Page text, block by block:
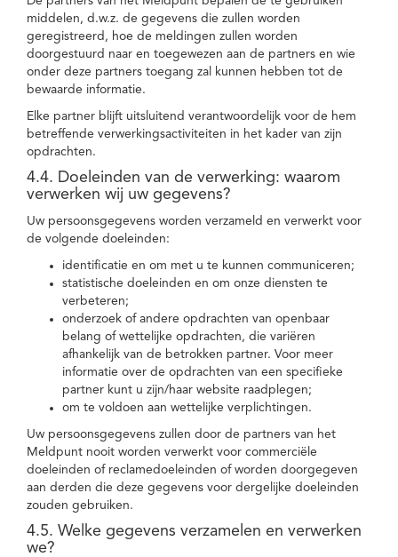
middelen, d.w.z. de gegevens die zullen worden
geregistreerd, hoe de meldingen zullen worden
doorgestuurd naar en toegewezen aan de partners en wie
onder deze partners toegang zal kunnen hebben tot de
bewaarde informatie.
Elke partner blijft uitsluitend verantwoordelijk voor de hem
betreffende verwerkingsactiviteiten in het kader van zijn
opdrachten.
4.4. Doeleinden van de verwerking: waarom
verwerken wij uw gegevens?
Uw persoonsgegevens worden verzameld en verwerkt voor
de volgende doeleinden:
identificatie en om met u te kunnen communiceren;
statistische doeleinden en om onze diensten te
verbeteren;
onderzoek of andere opdrachten van openbaar
belang of wettelijke opdrachten, die variëren
afhankelijk van de betrokken partner. Voor meer
informatie over de opdrachten van een specifieke
partner kunt u zijn/haar website raadplegen;
om te voldoen aan wettelijke verplichtingen.
Uw persoonsgegevens zullen door de partners van het
Meldpunt nooit worden verwerkt voor commerciële
doeleinden of reclamedoeleinden of worden doorgegeven
aan derden die deze gegevens voor dergelijke doeleinden
zouden gebruiken.
4.5. Welke gegevens verzamelen en verwerken
we?